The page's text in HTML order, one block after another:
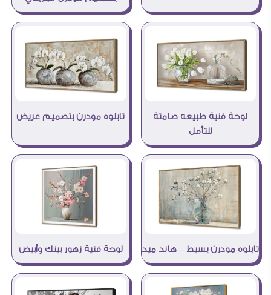
لوحة فنية طبيعه صامتة
للتأمل
تابلوه مودرن بتصميم عريض
تابلوه مودرن بسيط – هاند ميد لوحة فنية زهور بينك وأبيض